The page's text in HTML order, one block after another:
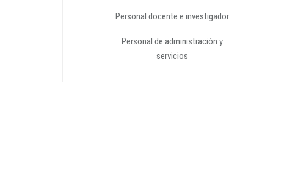
Personal docente e investigador
Personal de administración y
servicios